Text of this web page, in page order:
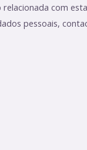
com
pessoais,